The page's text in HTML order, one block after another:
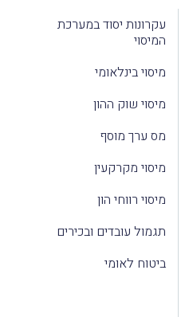
עקרונות יסוד במערכת
המיסוי
מיסוי בינלאומי
מיסוי שוק ההון
מס ערך מוסף
מיסוי מקרקעין
מיסוי רווחי הון
תגמול עובדים ובכירים
ביטוח לאומי